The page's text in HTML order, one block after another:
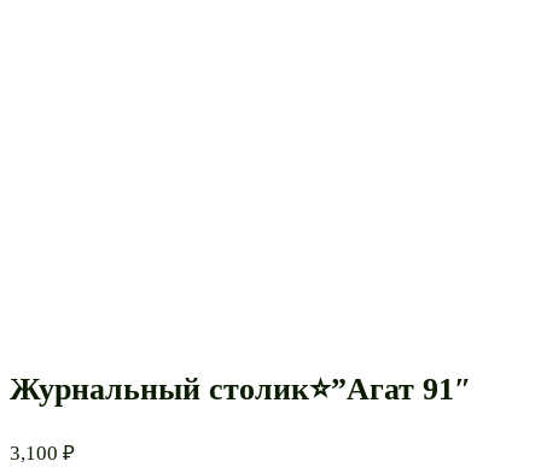
Журнальный столик⭐”Агат 91″
3,100 ₽